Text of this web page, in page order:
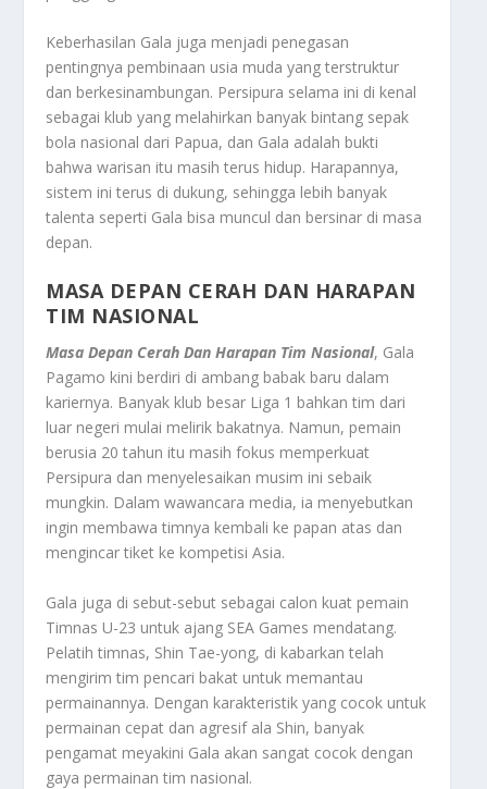
Keberhasilan Gala juga menjadi penegasan
pentingnya pembinaan usia muda yang terstruktur
dan berkesinambungan. Persipura selama ini di kenal
sebagai klub yang melahirkan banyak bintang sepak
bola nasional dari Papua, dan Gala adalah bukti
bahwa warisan itu masih terus hidup. Harapannya,
sistem ini terus di dukung, sehingga lebih banyak
talenta seperti Gala bisa muncul dan bersinar di masa
depan.
MASA DEPAN CERAH DAN HARAPAN
TIM NASIONAL
Masa Depan Cerah Dan Harapan Tim Nasional, Gala
Pagamo kini berdiri di ambang babak baru dalam
kariernya. Banyak klub besar Liga 1 bahkan tim dari
luar negeri mulai melirik bakatnya. Namun, pemain
berusia 20 tahun itu masih fokus memperkuat
Persipura dan menyelesaikan musim ini sebaik
mungkin. Dalam wawancara media, ia menyebutkan
ingin membawa timnya kembali ke papan atas dan
mengincar tiket ke kompetisi Asia.
Gala juga di sebut-sebut sebagai calon kuat pemain
Timnas U-23 untuk ajang SEA Games mendatang.
Pelatih timnas, Shin Tae-yong, di kabarkan telah
mengirim tim pencari bakat untuk memantau
permainannya. Dengan karakteristik yang cocok untuk
permainan cepat dan agresif ala Shin, banyak
pengamat meyakini Gala akan sangat cocok dengan
gaya permainan tim nasional.